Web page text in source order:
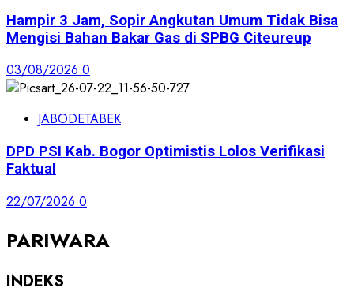
Hampir 3 Jam, Sopir Angkutan Umum Tidak Bisa
Mengisi Bahan Bakar Gas di SPBG Citeureup
03/08/2026 0
JABODETABEK
DPD PSI Kab. Bogor Optimistis Lolos Verifikasi
Faktual
22/07/2026 0
PARIWARA
INDEKS